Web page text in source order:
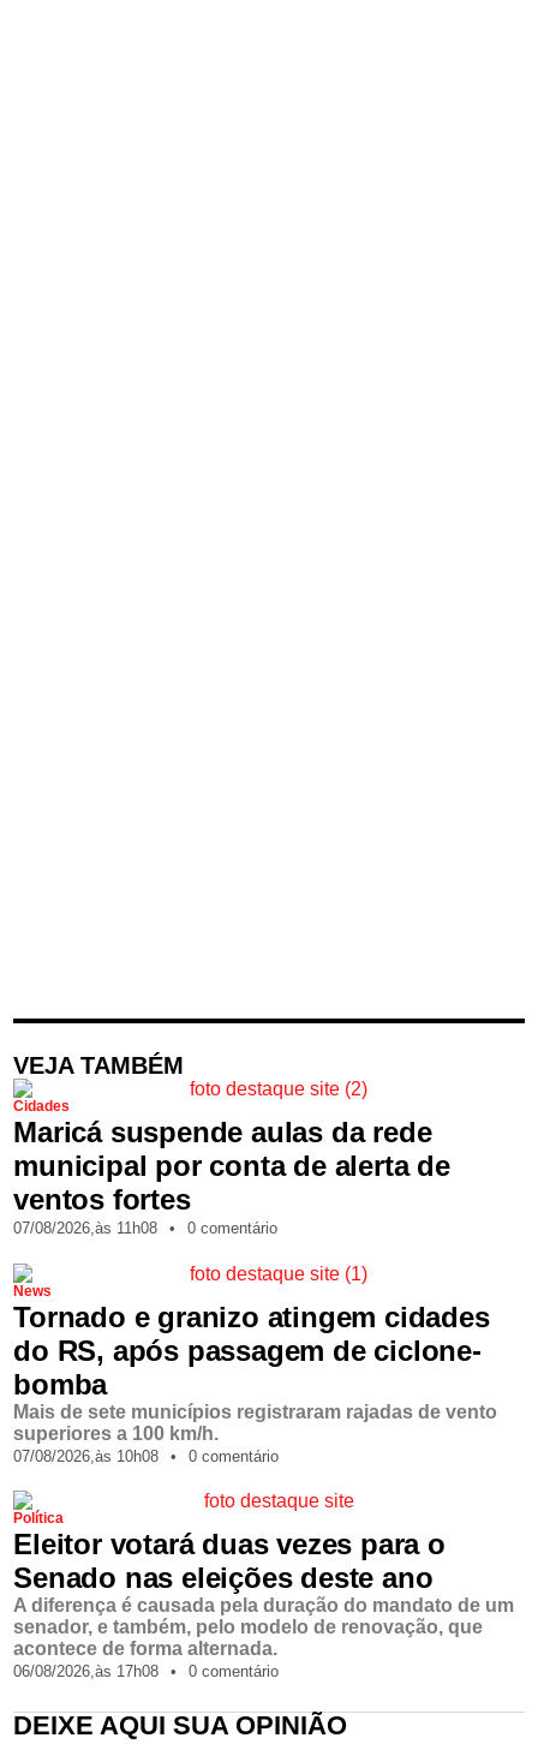
VEJA TAMBÉM
Cidades
Maricá suspende aulas da rede
municipal por conta de alerta de
ventos fortes
07/08/2026,às 11h08 • 0 comentário
News
Tornado e granizo atingem cidades
do RS, após passagem de ciclone-
bomba
Mais de sete municípios registraram rajadas de vento
superiores a 100 km/h.
07/08/2026,às 10h08 • 0 comentário
Política
Eleitor votará duas vezes para o
Senado nas eleições deste ano
A diferença é causada pela duração do mandato de um
senador, e também, pelo modelo de renovação, que
acontece de forma alternada.
06/08/2026,às 17h08 • 0 comentário
DEIXE AQUI SUA OPINIÃO